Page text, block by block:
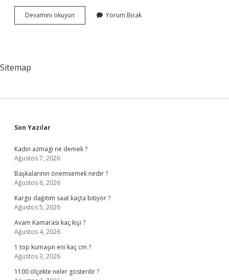
Devamını okuyun Organik
Şeyler
Yorum Bırak
Sitemap
Sidebar
Son Yazılar
Kadın azmagı ne demek ?
Ağustos 7, 2026
Başkalarının önemsemek nedir ?
Ağustos 6, 2026
Kargo dağıtım saat kaçta bitiyor ?
Ağustos 5, 2026
Avam Kamarası kaç kişi ?
Ağustos 4, 2026
1 top kumaşın eni kaç cm ?
Ağustos 3, 2026
1100 ölçekte neler gösterilir ?